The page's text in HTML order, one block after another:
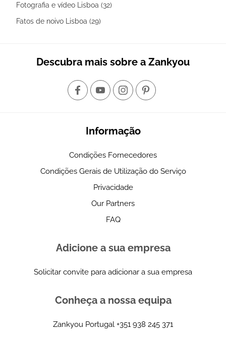
Fotografia e vídeo Lisboa (32)
Fatos de noivo Lisboa (29)
Descubra mais sobre a Zankyou
Informação
Condições Fornecedores
Condições Gerais de Utilização do Serviço
Privacidade
Our Partners
FAQ
Adicione a sua empresa
Solicitar convite para adicionar a sua empresa
Conheça a nossa equipa
Zankyou Portugal +351 938 245 371